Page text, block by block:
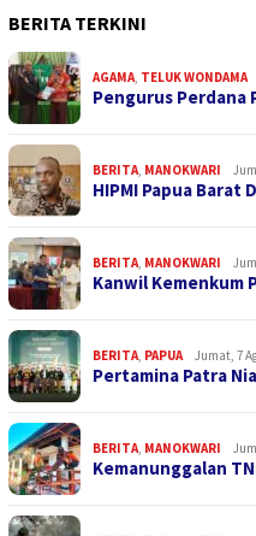
BERITA TERKINI
AGAMA, TELUK WONDAMA
Pengurus Perdana
BERITA, MANOKWARI
HIPMI Papua
BERITA, MANOKWARI
Kanwil Kemenkum
BERITA, PAPUA Jumat, 7
Pertamina Patra
BERITA, MANOKWARI
Kemanunggalan